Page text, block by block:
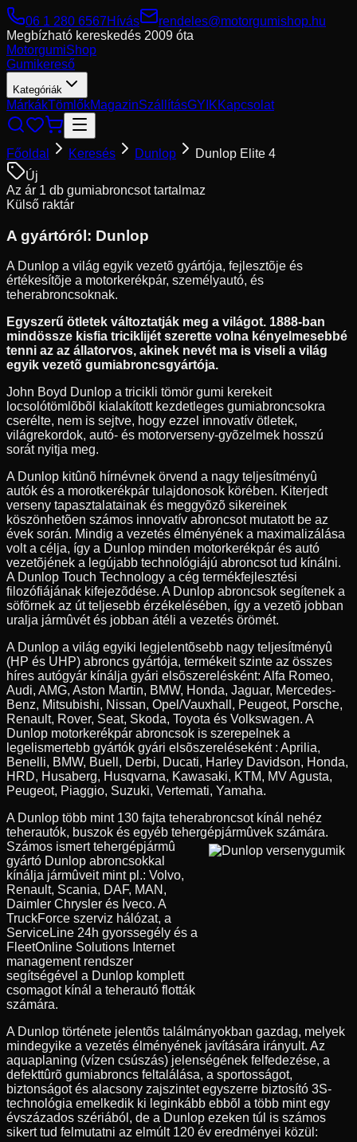
06 1 280 6567Hívás
rendeles@motorgumishop.hu
Megbízható kereskedés 2009 óta
MotorgumiShop
Gumikereső
Kategóriák
MárkákTömlőkMagazinSzállításGYIKKapcsolat
Főoldal Keresés Dunlop
Dunlop Elite 4
Új
Az ár 1 db gumiabroncsot tartalmaz
Külső raktár
A gyártóról: Dunlop
A Dunlop a világ egyik vezetõ gyártója, fejlesztõje és
értékesítõje a motorkerékpár, személyautó, és
teherabroncsoknak.
Egyszerű ötletek változtatják meg a világot. 1888-ban
mindössze kisfia triciklijét szerette volna kényelmesebbé
tenni az az állatorvos, akinek nevét ma is viseli a világ
egyik vezetõ gumiabroncsgyártója.
John Boyd Dunlop a tricikli tömör gumi kerekeit
locsolótömlõbõl kialakított kezdetleges gumiabroncsokra
cserélte, nem is sejtve, hogy ezzel innovatív ötletek,
világrekordok, autó- és motorverseny-gyõzelmek hosszú
sorát nyitja meg.
A Dunlop kitûnõ hírnévnek örvend a nagy teljesítményû
autók és a morotkerékpár tulajdonosok körében. Kiterjedt
verseny tapasztalatainak és meggyõzõ sikereinek
köszönhetõen számos innovatív abroncsot mutatott be az
évek során. Mindig a vezetés élményének a maximalizálása
volt a célja, így a Dunlop minden motorkerékpár és autó
vezetõjének a legújabb technológiájú abroncsot tud kínálni.
A Dunlop Touch Technology a cég termékfejlesztési
filozófiájának kifejezõdése. A Dunlop abroncsok segítenek a
söfõrnek az út teljesebb érzékelésében, így a vezetõ jobban
uralja jármûvét és jobban átéli a vezetés örömét.
A Dunlop a világ egyiki legjelentõsebb nagy teljesítményû
(HP és UHP) abroncs gyártója, termékeit szinte az összes
híres autógyár kínálja gyári elsõszerelésként: Alfa Romeo,
Audi, AMG, Aston Martin, BMW, Honda, Jaguar, Mercedes-
Benz, Mitsubishi, Nissan, Opel/Vauxhall, Peugeot, Porsche,
Renault, Rover, Seat, Skoda, Toyota és Volkswagen. A
Dunlop motorkerékpár abroncsok is szerepelnek a
legelismertebb gyártók gyári elsõszereléseként : Aprilia,
Benelli, BMW, Buell, Derbi, Ducati, Harley Davidson, Honda,
HRD, Husaberg, Husqvarna, Kawasaki, KTM, MV Agusta,
Peugeot, Piaggio, Suzuki, Vertemati, Yamaha.
A Dunlop több mint 130 fajta teherabroncsot kínál nehéz
teherautók, buszok és egyéb tehergépjármûvek számára.
Számos ismert tehergépjármû
gyártó Dunlop abroncsokkal
kínálja jármûveit mint pl.: Volvo,
Renault, Scania, DAF, MAN,
Daimler Chrysler és Iveco. A
TruckForce szerviz hálózat, a
ServiceLine 24h gyorssegély és a
FleetOnline Solutions Internet
management rendszer
segítségével a Dunlop komplett
csomagot kínál a teherautó flották
számára.
A Dunlop története jelentõs találmányokban gazdag, melyek
mindegyike a vezetés élményének javítására irányult. Az
aquaplaning (vízen csúszás) jelenségének felfedezése, a
defekttûrõ gumiabroncs feltalálása, a sportosságot,
biztonságot és alacsony zajszintet egyszerre biztosító 3S-
technológia emelkedik ki leginkább ebbõl a több mint egy
évszázados szériából, de a Dunlop ezeken túl is számos
sikert tud felmutatni az elmúlt 120 év eredményei közül: